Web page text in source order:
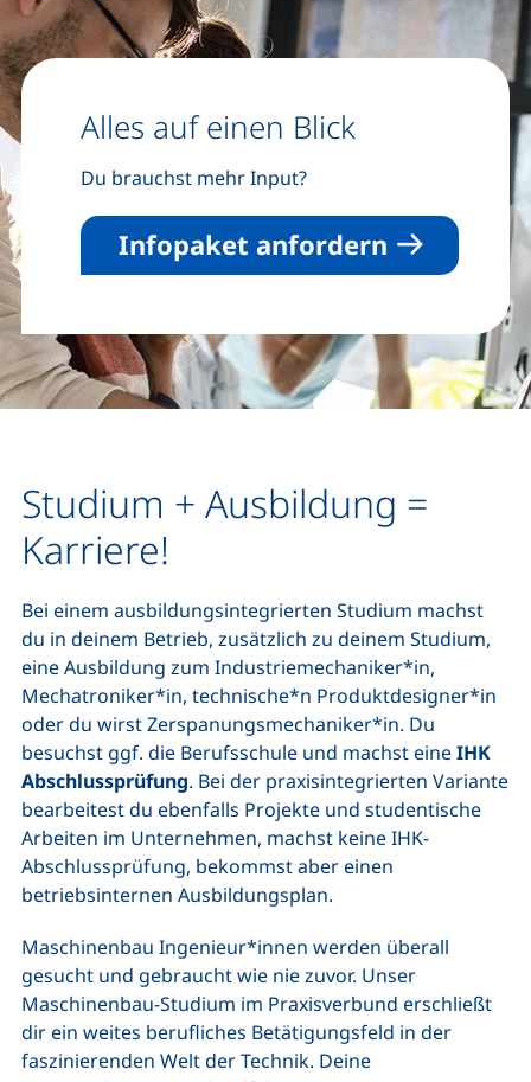
Alles auf einen Blick
Du brauchst mehr Input?
Infopaket anfordern
Studium + Ausbildung =
Karriere!
Bei einem ausbildungsintegrierten Studium machst
du in deinem Betrieb, zusätzlich zu deinem Studium,
eine Ausbildung zum Industriemechaniker*in,
Mechatroniker*in, technische*n Produktdesigner*in
oder du wirst Zerspanungsmechaniker*in. Du
besuchst ggf. die Berufsschule und machst eineIHK
Abschlussprüfung. Bei der praxisintegrierten Variante
bearbeitest du ebenfalls Projekte und studentische
Arbeiten im Unternehmen, machst keine IHK-
Abschlussprüfung, bekommst aber einen
betriebsinternen Ausbildungsplan.
Maschinenbau Ingenieur*innen werden überall
gesucht und gebraucht wie nie zuvor. Unser
Maschinenbau-Studium im Praxisverbund erschließt
dir ein weites berufliches Betätigungsfeld in der
faszinierenden Welt der Technik. Deine